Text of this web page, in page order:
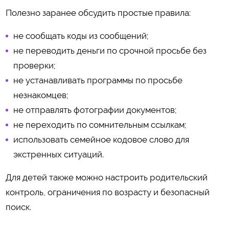
Полезно заранее обсудить простые правила:
не сообщать коды из сообщений;
не переводить деньги по срочной просьбе без
проверки;
не устанавливать программы по просьбе
незнакомцев;
не отправлять фотографии документов;
не переходить по сомнительным ссылкам;
использовать семейное кодовое слово для
экстренных ситуаций.
Для детей также можно настроить родительский
контроль, ограничения по возрасту и безопасный
поиск.